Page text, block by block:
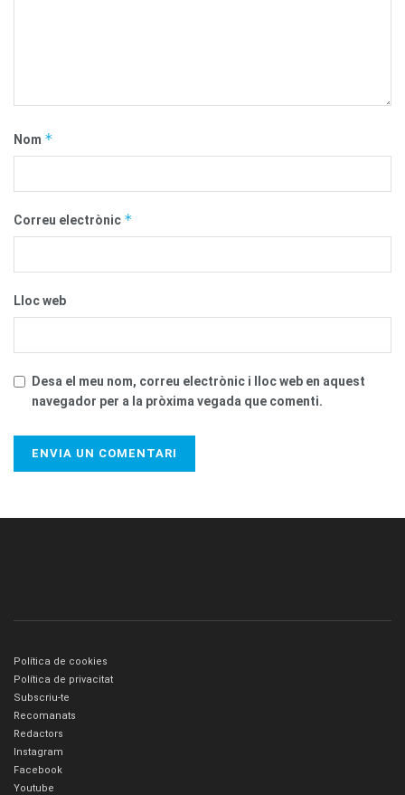
Nom *
Correu electrònic *
Lloc web
Desa el meu nom, correu electrònic i lloc web en aquest
navegador per a la pròxima vegada que comenti.
Política de cookies
Política de privacitat
Subscriu-te
Recomanats
Redactors
Instagram
Facebook
Youtube